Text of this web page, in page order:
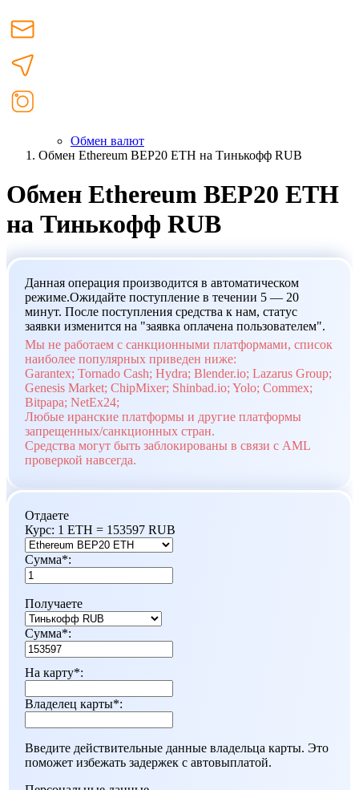
Обмен валют
Обмен Ethereum BEP20 ETH на Тинькофф RUB
Обмен Ethereum BEP20 ETH
на Тинькофф RUB
Данная операция производится в автоматическом
режиме.Ожидайте поступление в течении 5 — 20
минут. После поступления средства к нам, статус
заявки изменится на "заявка оплачена пользователем".
Мы не работаем с санкционными платформами, список
наиболее популярных приведен ниже:
Garantex; Tornado Cash; Hydra; Blender.io; Lazarus Group;
Genesis Market; ChipMixer; Shinbad.io; Yolo; Commex;
Bitpapa; NetEx24;
Любые иранские платформы и другие платформы
запрещенных/санкционных стран.
Средства могут быть заблокированы в связи с AML
проверкой навсегда.
Отдаете
Курс: 1 ETH = 153597 RUB
Сумма*:
Получаете
Сумма*:
На карту*:
Владелец карты*:
Введите действительные данные владельца карты. Это
поможет избежать задержек с автовыплатой.